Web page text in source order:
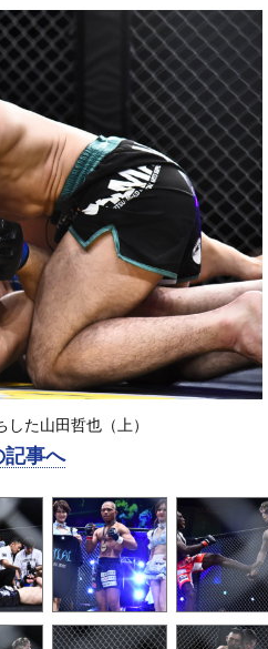
した山田哲也（上）
記事へ